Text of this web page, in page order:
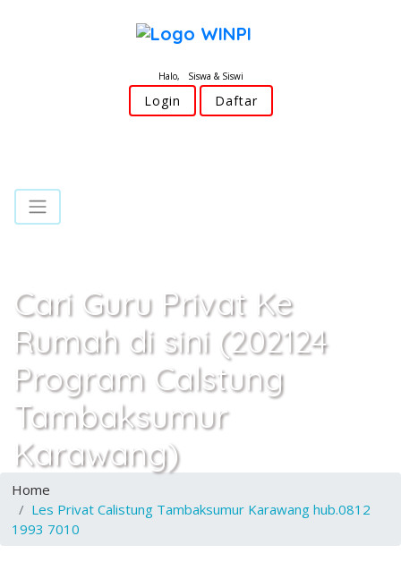
Halo, Siswa & Siswi
Login Daftar
Cari Guru Privat Ke
Rumah di sini (202124
Program Calstung
Tambaksumur
Karawang)
Home
Les Privat Calistung Tambaksumur Karawang hub.0812
1993 7010